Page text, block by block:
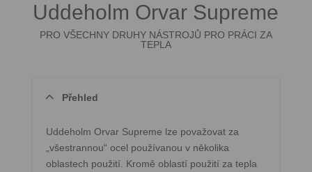
Uddeholm Orvar Supreme
PRO VŠECHNY DRUHY NÁSTROJŮ PRO PRÁCI ZA
TEPLA
Přehled
Uddeholm Orvar Supreme lze považovat za
„všestrannou“ ocel používanou v několika
oblastech použití. Kromě oblastí použití za tepla